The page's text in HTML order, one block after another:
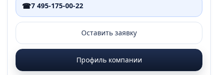
☎7 495-175-00-22
Оставить заявку
Профиль компании